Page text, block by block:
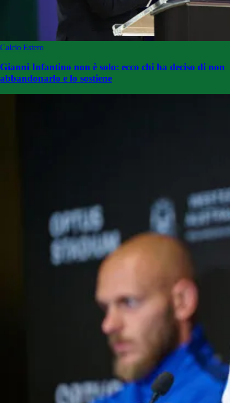
Calcio Estero
Gianni Infantino non è solo: ecco chi ha deciso di non
abbandonarlo e lo sostiene